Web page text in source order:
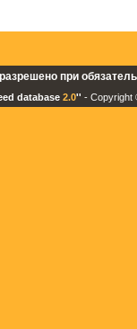
при
database 2.0'' - Copyright